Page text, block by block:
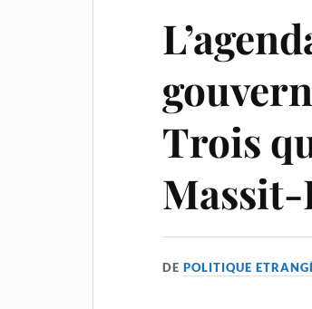
Trois
Massit-
DEPOLITIQUE